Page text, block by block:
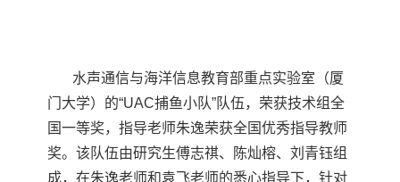
水声通信与海洋信息教育部重点实验室（厦
门大学）的“UAC捕鱼小队”队伍，荣获技术组全
国一等奖，指导老师朱逸荣获全国优秀指导教师
奖。该队伍由研究生傅志祺、陈灿榕、刘青钰组
成，在朱逸老师和袁飞老师的悉心指导下，针对